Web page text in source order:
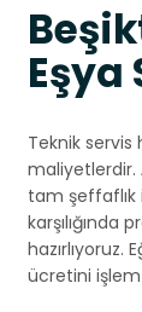
Eşya
Teknik
maliyetlerdir.
tam şeffaflık
karşılığında
hazırlıyoruz.
ücretini